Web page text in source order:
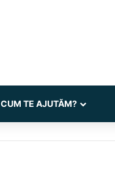
CUM TE AJUTĂM?